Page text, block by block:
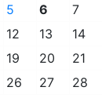
5 6 7
12 13 14
19 20 21
26 27 28